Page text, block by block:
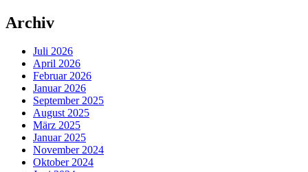
Archiv
Juli 2026
April 2026
Februar 2026
Januar 2026
September 2025
August 2025
März 2025
Januar 2025
November 2024
Oktober 2024